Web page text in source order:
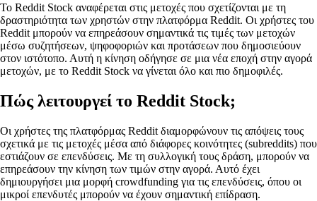
Το Reddit Stock αναφέρεται στις μετοχές που σχετίζονται με τη
δραστηριότητα των χρηστών στην πλατφόρμα Reddit. Οι χρήστες του
Reddit μπορούν να επηρεάσουν σημαντικά τις τιμές των μετοχών
μέσω συζητήσεων, ψηφοφοριών και προτάσεων που δημοσιεύουν
στον ιστότοπο. Αυτή η κίνηση οδήγησε σε μια νέα εποχή στην αγορά
μετοχών, με το Reddit Stock να γίνεται όλο και πιο δημοφιλές.
Πώς λειτουργεί το Reddit Stock;
Οι χρήστες της πλατφόρμας Reddit διαμορφώνουν τις απόψεις τους
σχετικά με τις μετοχές μέσα από διάφορες κοινότητες (subreddits) που
εστιάζουν σε επενδύσεις. Με τη συλλογική τους δράση, μπορούν να
επηρεάσουν την κίνηση των τιμών στην αγορά. Αυτό έχει
δημιουργήσει μια μορφή crowdfunding για τις επενδύσεις, όπου οι
μικροί επενδυτές μπορούν να έχουν σημαντική επίδραση.